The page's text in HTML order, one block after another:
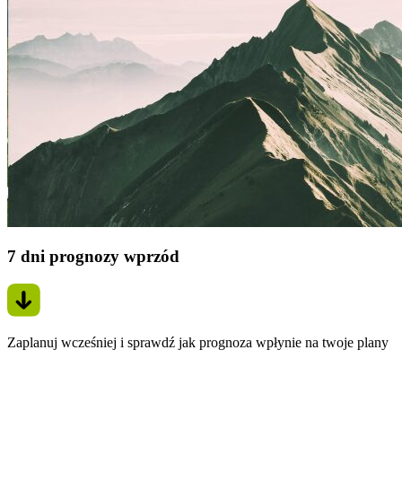
7 dni prognozy wprzód
Zaplanuj wcześniej i sprawdź jak prognoza wpłynie na twoje plany